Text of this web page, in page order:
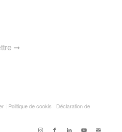
➞
| Politique de cookis | Déclaration de